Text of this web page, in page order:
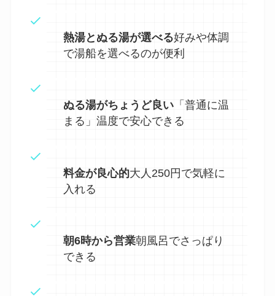
熱湯とぬる湯が選べる好みや体調
で湯船を選べるのが便利
ぬる湯がちょうど良い 「普通に温
まる」温度で安心できる
料金が良心的大人250円で気軽に
入れる
朝6時から営業朝風呂でさっぱり
できる